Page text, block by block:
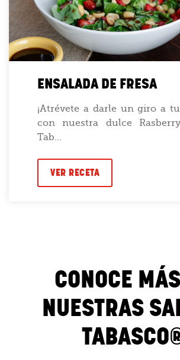
ENSALADA DE FRESA
¡Atrévete a darle un giro a
con nuestra dulce
Tab...
VER RECETA
CONOCE
NUESTRAS